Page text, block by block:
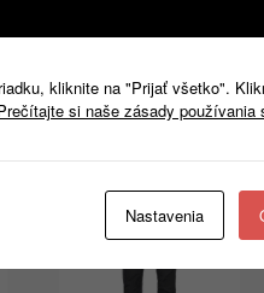
s veľmi dobrými tepelnými
dve spodné vrecká na zips.
časť je nastaviteľná gumičkou a
riziká.
kliknite na "Prijať všetko".
si naše zásady používania
Nastavenia